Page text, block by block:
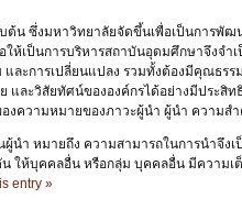
อให้เป็นการบริหารสถาบันอุดมศึกษาจึง
ละการเปลี่ยนแปลง รวมทั้งต้องมีคุณธร
และวิสัยทัศน์ขององค์กรได้อย่างมีประสิ
งความหมายของภาวะผู้นำ ผู้นำ ความส
ผู้นำ หมายถึง ความสามารถในการนำจึง
ให้บุคคลอื่น หรือกลุ่ม บุคคลอื่น มีความเ
entry »